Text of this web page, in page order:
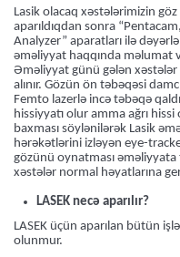
Lasik olacaq xəstələrimizin
aparıldıqdan sonra
Analyzer” aparatları ilə
əməliyyat haqqında məlumat
Əməliyyat günü gələn xəstələr
alınır. Gözün ön təbəqəsi
Femto lazerlə incə təbəqə
hissiyyatı olur amma ağrı hissi
baxması söylənilərək Lasik
hərəkətlərini izləyən eye-
gözünü oynatması
xəstələr normal həyatlarına
LASEK necə aparılır?
LASEK üçün aparılan bütün
olunmur.